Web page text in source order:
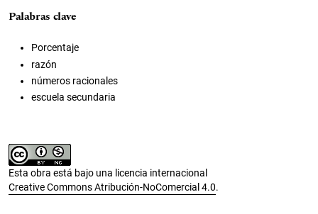
Palabras clave
Porcentaje
razón
números racionales
escuela secundaria
Esta obra está bajo una licencia internacional
Creative Commons Atribución-NoComercial 4.0.